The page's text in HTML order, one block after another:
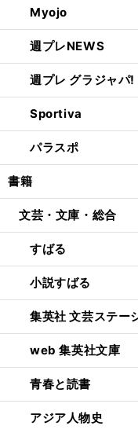
Myojo
週プレNEWS
週プレ グラジャパ!
Sportiva
パラスポ
書籍
文芸・文庫・総合
すばる
小説すばる
集英社 文芸ステー
web 集英社文庫
青春と読書
アジア人物史